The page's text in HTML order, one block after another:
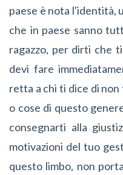
paese è nota l'identità,
che in paese sanno
ragazzo, per dirti che
devi fare
retta a chi ti dice di
o cose di questo
consegnarti alla
motivazioni del tuo
questo limbo, non